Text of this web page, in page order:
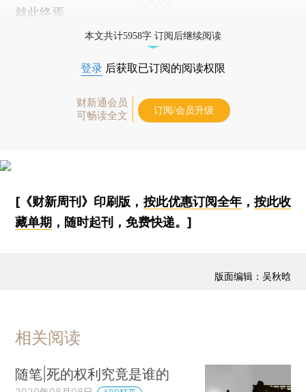
就此终焉。
本文共计5958字 订阅后继续阅读
登录 后获取已订阅的阅读权限
财新通会员
可畅读全文
订阅/会员升级
[《财新周刊》印刷版， 按此优惠订阅全年， 按此收
藏单期 ，随时起刊，免费快递。]
版面编辑：吴秋晗
相关阅读
随笔|死的权利究竟是谁的